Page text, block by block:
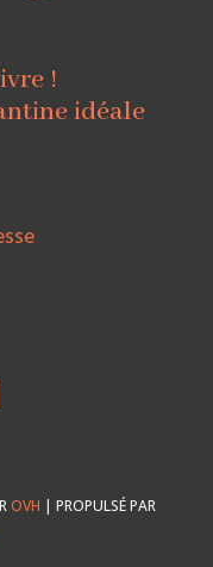
!
idéale
OVH | PROPULSÉ PAR